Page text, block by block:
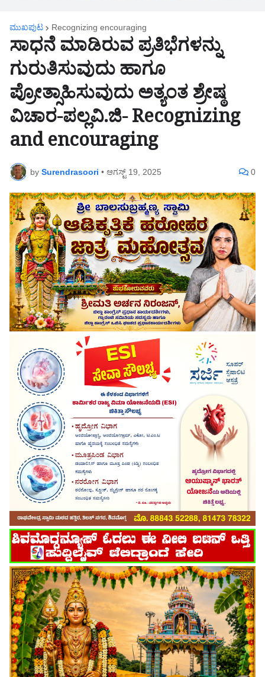
ಮುಖಪುಟ Recognizing encouraging
ಸಾಧನೆ ಮಾಡಿರುವ ಪ್ರತಿಭೆಗಳನ್ನು
ಗುರುತಿಸುವುದು ಹಾಗೂ
ಪ್ರೋತ್ಸಾಹಿಸುವುದು ಅತ್ಯಂತ ಶ್ರೇಷ್ಠ
ವಿಚಾರ-ಪಲ್ಲವಿ.ಜಿ- Recognizing
and encouraging
by Surendrasoori • ಆಗಸ್ಟ್ 19, 2025 0